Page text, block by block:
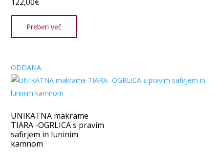
Preberi več
ODDANA
UNIKATNA makrame
TIARA -OGRLICA s pravim
safirjem in luninim
kamnom